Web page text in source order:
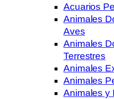
Acuarios
Animales
Aves
Animales
Terrestres
Animales
Animales
Animales y